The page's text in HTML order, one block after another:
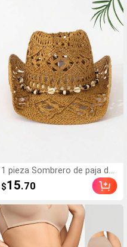
1 pieza Sombrero de paja de
verano bohemio con concha
s y diseño calado, sombrero
e y vacaciones, tejido a man
o de paja con protección sol
ar, adecuado para festival de
música y atuendo de vuelta a
$15.70